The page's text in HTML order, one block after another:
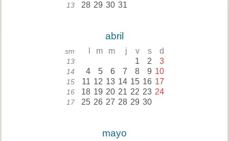
13 28 29 30 31
abril
sm m m j v s d
13 1 2 3
14 4 5 6 7 8 9 10
15 11 12 13 14 15 16 17
16 18 19 20 21 22 23 24
17 25 26 27 28 29 30
mayo